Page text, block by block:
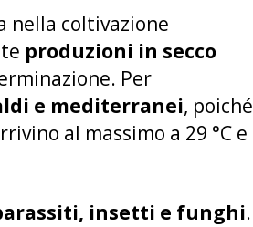
nella coltivazione
produzioni in secco
Per
e mediterranei, poiché
al massimo a 29 °C e
insetti e funghi.